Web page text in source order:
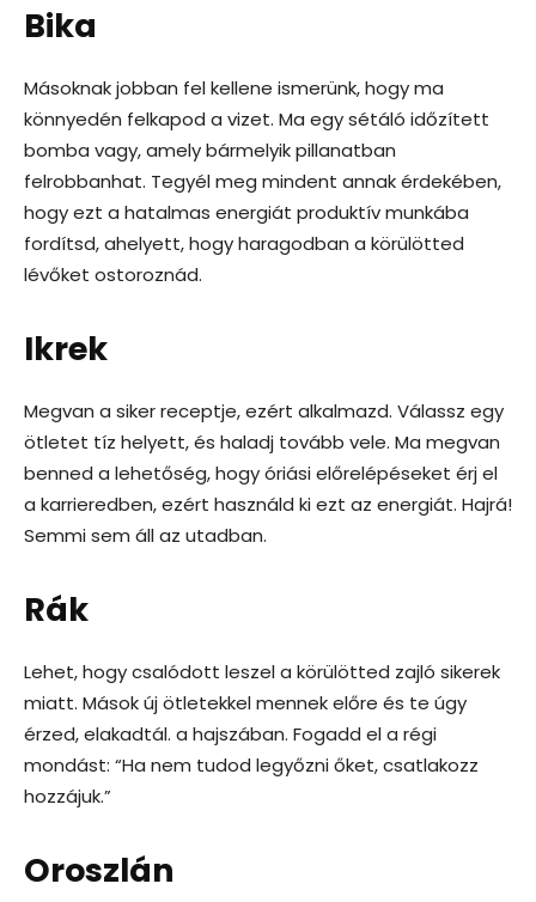
Bika
Másoknak jobban fel kellene ismerünk, hogy ma
könnyedén felkapod a vizet. Ma egy sétáló időzített
bomba vagy, amely bármelyik pillanatban
felrobbanhat. Tegyél meg mindent annak érdekében,
hogy ezt a hatalmas energiát produktív munkába
fordítsd, ahelyett, hogy haragodban a körülötted
lévőket ostoroznád.
Ikrek
Megvan a siker receptje, ezért alkalmazd. Válassz egy
ötletet tíz helyett, és haladj tovább vele. Ma megvan
benned a lehetőség, hogy óriási előrelépéseket érj el
a karrieredben, ezért használd ki ezt az energiát. Hajrá!
Semmi sem áll az utadban.
Rák
Lehet, hogy csalódott leszel a körülötted zajló sikerek
miatt. Mások új ötletekkel mennek előre és te úgy
érzed, elakadtál. a hajszában. Fogadd el a régi
mondást: “Ha nem tudod legyőzni őket, csatlakozz
hozzájuk.”
Oroszlán